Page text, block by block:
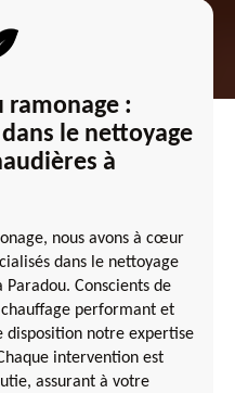
ramonage :
le nettoyage
à
nous avons à cœur
dans le nettoyage
Conscients de
performant et
disposition notre expertise
intervention est
assurant à votre